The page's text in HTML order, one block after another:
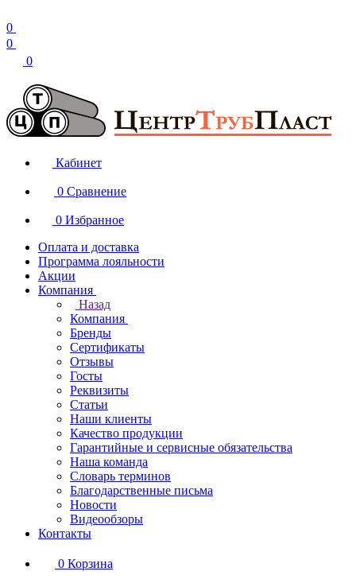
0
0
0
Кабинет
0 Сравнение
0 Избранное
Оплата и доставка
Программа лояльности
Акции
Компания
Назад
Компания
Бренды
Сертификаты
Отзывы
Госты
Реквизиты
Статьи
Наши клиенты
Качество продукции
Гарантийные и сервисные обязательства
Наша команда
Словарь терминов
Благодарственные письма
Новости
Видеообзоры
Контакты
0 Корзина